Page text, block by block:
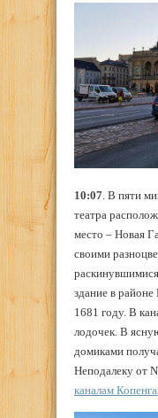
10:07. В пяти
театра
место – Новая
своими
здание в
1681 году. В
лодочек. В
домиками
Неподалеку от
каналам